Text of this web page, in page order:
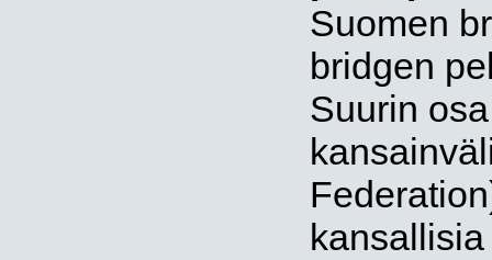
Suomen
bridgen
Suurin